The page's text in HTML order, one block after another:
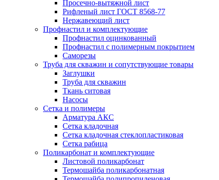
Просечно-вытяжной лист
Рифленый лист ГОСТ 8568-77
Нержавеющий лист
Профнастил и комплектующие
Профнастил оцинкованный
Профнастил с полимерным покрытием
Саморезы
Труба для скважин и сопутствующие товары
Заглушки
Труба для скважин
Ткань ситовая
Насосы
Сетка и полимеры
Арматура АКС
Сетка кладочная
Сетка кладочная стеклопластиковая
Сетка рабица
Поликарбонат и комплектующие
Листовой поликарбонат
Термошайба поликарбонатная